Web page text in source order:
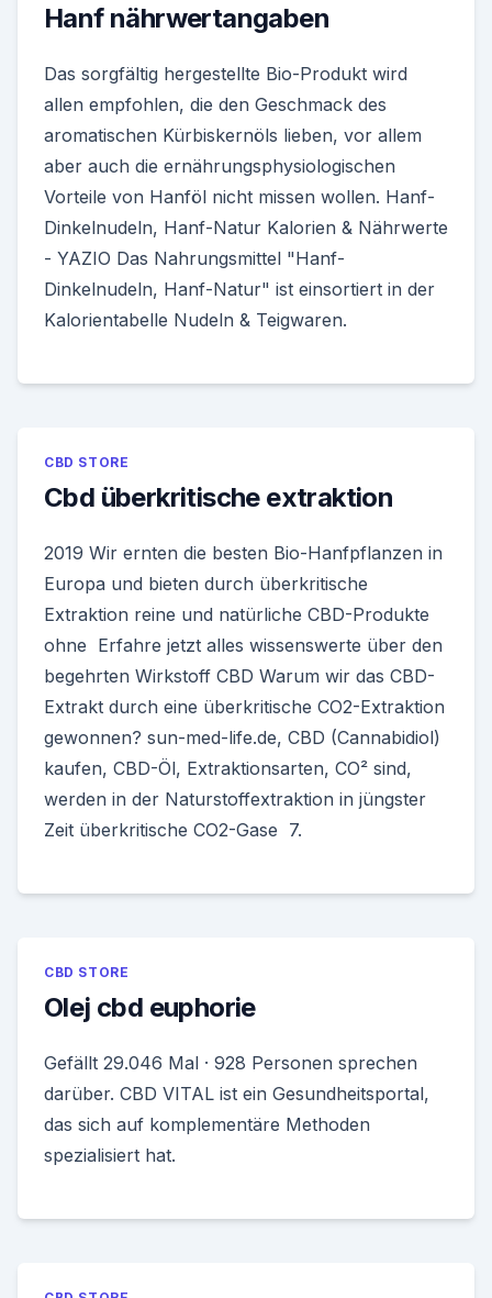
Hanf nährwertangaben
Das sorgfältig hergestellte Bio-Produkt wird
allen empfohlen, die den Geschmack des
aromatischen Kürbiskernöls lieben, vor allem
aber auch die ernährungsphysiologischen
Vorteile von Hanföl nicht missen wollen. Hanf-
Dinkelnudeln, Hanf-Natur Kalorien & Nährwerte
- YAZIO Das Nahrungsmittel "Hanf-
Dinkelnudeln, Hanf-Natur" ist einsortiert in der
Kalorientabelle Nudeln & Teigwaren.
CBD STORE
Cbd überkritische extraktion
2019 Wir ernten die besten Bio-Hanfpflanzen in
Europa und bieten durch überkritische
Extraktion reine und natürliche CBD-Produkte
ohne Erfahre jetzt alles wissenswerte über den
begehrten Wirkstoff CBD Warum wir das CBD-
Extrakt durch eine überkritische CO2-Extraktion
gewonnen? sun-med-life.de, CBD (Cannabidiol)
kaufen, CBD-Öl, Extraktionsarten, CO² sind,
werden in der Naturstoffextraktion in jüngster
Zeit überkritische CO2-Gase 7.
CBD STORE
Olej cbd euphorie
Gefällt 29.046 Mal · 928 Personen sprechen
darüber. CBD VITAL ist ein Gesundheitsportal,
das sich auf komplementäre Methoden
spezialisiert hat.